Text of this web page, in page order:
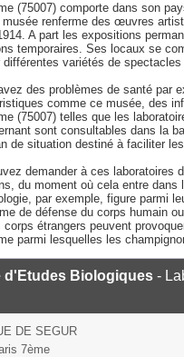
(75007) comporte dans son
musée renferme des œuvres
A part les expositions
temporaires. Ses locaux se
différentes variétés de
des problèmes de santé par
comme ce musée, des
(75007) telles que les
sont consultables dans la
de situation destiné à faciliter
demander à ces laboratoires
du moment où cela entre dans
par exemple, figure parmi
de défense du corps humain
corps étrangers peuvent
parmi lesquelles les
d'Etudes Biologiques -
DE SEGUR
7ème